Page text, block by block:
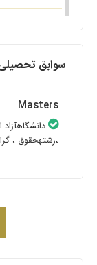
سوابق
Masters
،رشتهحقوق ،